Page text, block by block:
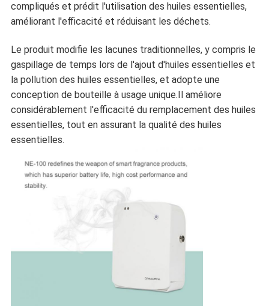
compliqués et prédit l'utilisation des huiles essentielles,
améliorant l'efficacité et réduisant les déchets.
Le produit modifie les lacunes traditionnelles, y compris le
gaspillage de temps lors de l'ajout d'huiles essentielles et
la pollution des huiles essentielles, et adopte une
conception de bouteille à usage unique.Il améliore
considérablement l'efficacité du remplacement des huiles
essentielles, tout en assurant la qualité des huiles
essentielles.